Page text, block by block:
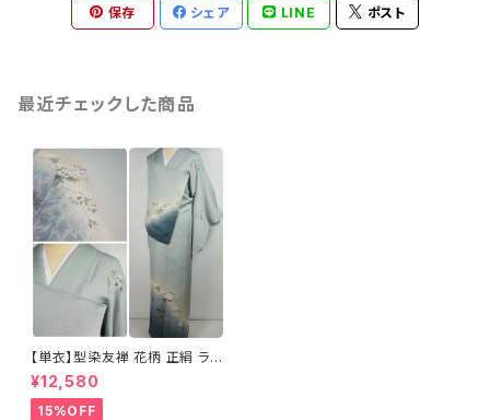
保存 シェア LINE ポスト
最近チェックした商品
【単衣】型染友禅 花柄 正絹 ライ
トブルー 水色 697
¥12,580
15%OFF